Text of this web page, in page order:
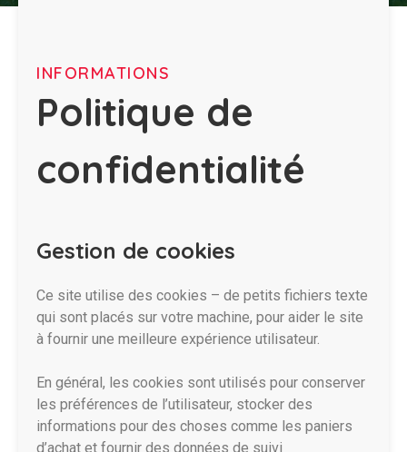
INFORMATIONS
Politique de
confidentialité
Gestion de cookies
Ce site utilise des cookies – de petits fichiers texte
qui sont placés sur votre machine, pour aider le site
à fournir une meilleure expérience utilisateur.
En général, les cookies sont utilisés pour conserver
les préférences de l’utilisateur, stocker des
informations pour des choses comme les paniers
d’achat et fournir des données de suivi